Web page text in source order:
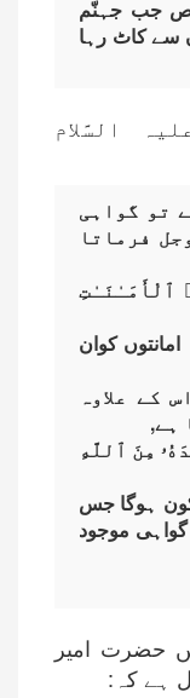
جب جہنّم
سے کاٹ رہا
السَّلام
تو گواہی
فرماتا
ٱلْأَمَـٰنَـٰتِ
کوان
کے علاوہ
ہے,
مِنَ ٱللَّهِ
ہوگا جس
موجود
حضرت امیر
ہے کہ: